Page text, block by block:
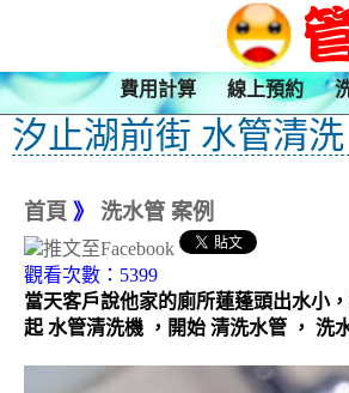
費用計算 線上預約
汐止湖前街 水管清洗
首頁 》 洗水管 案例
觀看次數：5399
當天客戶說他家的廁所蓮蓬頭出水小
起 水管清洗機 ，開始 清洗水管 ， 洗